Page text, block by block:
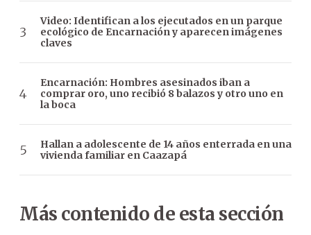
Video: Identifican a los ejecutados en un parque
ecológico de Encarnación y aparecen imágenes
claves
Encarnación: Hombres asesinados iban a
comprar oro, uno recibió 8 balazos y otro uno en
la boca
Hallan a adolescente de 14 años enterrada en una
vivienda familiar en Caazapá
Más contenido de esta sección